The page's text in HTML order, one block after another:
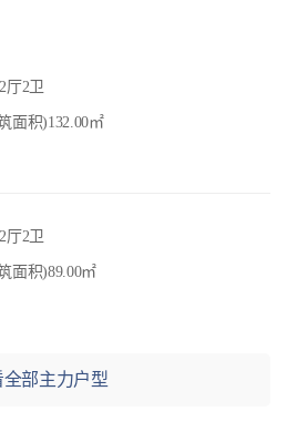
厅2卫
面积)132.00㎡
厅2卫
面积)89.00㎡
全部主力户型